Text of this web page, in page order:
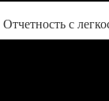
с